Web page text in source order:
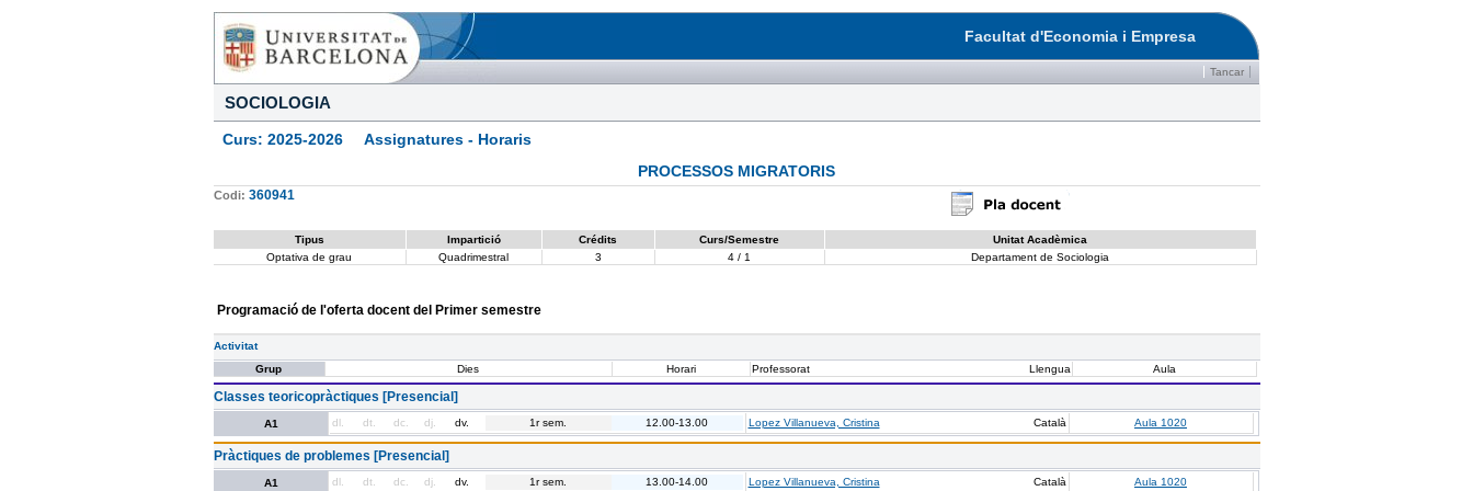
Facultat d'Economia i Empresa
Tancar
SOCIOLOGIA
Curs: 2025-2026 Assignatures - Horaris
PROCESSOS MIGRATORIS
Codi: 360941
Tipus Impartició Crédits Curs/Semestre
Unitat Acadèmica
Optativa de grau
Quadrimestral 3 4 / 1 Departament de Sociologia
Programació de l'oferta docent del Primer semestre
Activitat
Grup
Dies Horari Professorat Llengua Aula
Classes teoricopràctiques [Presencial]
A1 dl. dt. dc. dj. dv. 1r sem. 12.00-13.00 Lopez Villanueva, Cristina Català Aula 1020
Pràctiques de problemes [Presencial]
A1 dl. dt. dc. dj. dv. 1r sem. 13.00-14.00 Lopez Villanueva, Cristina Català Aula 1020